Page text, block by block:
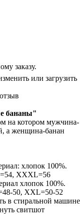
заказу.
или загрузить
бананы"
на котором мужчина-
а женщина-банан
хлопок 100%.
XXXL=56
хлопок 100%.
50, XXL=50-52
в стиральной машине
свитшот